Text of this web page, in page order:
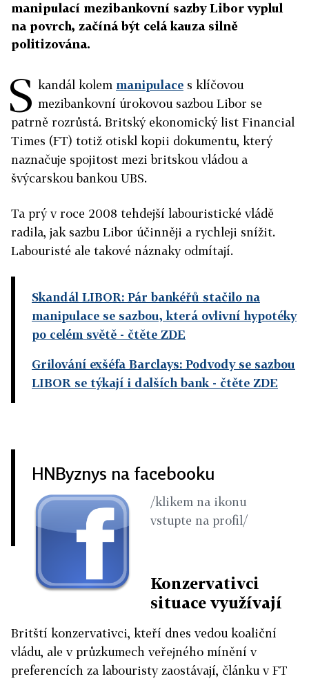
manipulací mezibankovní sazby Libor vyplul
na povrch, začíná být celá kauza silně
politizována.
S kandál kolem manipulace s klíčovou
mezibankovní úrokovou sazbou Libor se
patrně rozrůstá. Britský ekonomický list Financial
Times (FT) totiž otiskl kopii dokumentu, který
naznačuje spojitost mezi britskou vládou a
švýcarskou bankou UBS.
Ta prý v roce 2008 tehdejší labouristické vládě
radila, jak sazbu Libor účinněji a rychleji snížit.
Labouristé ale takové náznaky odmítají.
Skandál LIBOR: Pár bankéřů stačilo na
manipulace se sazbou, která ovlivní hypotéky
po celém světě - čtěte ZDE
Grilování exšéfa Barclays: Podvody se sazbou
LIBOR se týkají i dalších bank - čtěte ZDE
HNByznys na facebooku
/klikem na ikonu
vstupte na profil/
Konzervativci
situace využívají
Britští konzervativci, kteří dnes vedou koaliční
vládu, ale v průzkumech veřejného mínění v
preferencích za labouristy zaostávají, článku v FT